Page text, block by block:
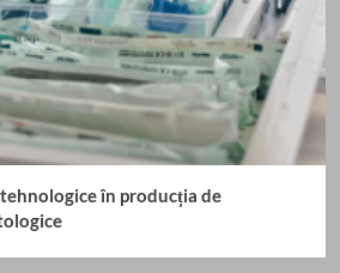
în producția de